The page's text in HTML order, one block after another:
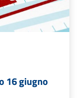
16 giugno